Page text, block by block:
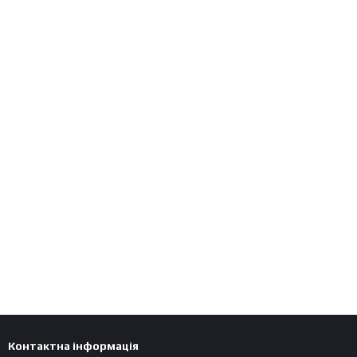
Контактна інформація